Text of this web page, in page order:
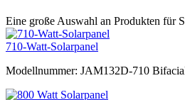
Eine große Auswahl an Produkten für
710-Watt-Solarpanel
Modellnummer: JAM132D-710